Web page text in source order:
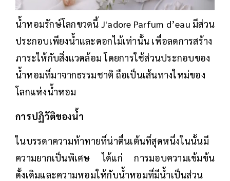
น้ำหอมรักษ์โลกขวดนี้ J'adore Parfum d’eau มีส่วน
ประกอบเพียงน้ำและดอกไม้เท่านั้น เพื่อลดการสร้าง
ภาระให้กับสิ่งแวดล้อม โดยการใช้ส่วนประกอบของ
น้ำหอมที่มาจากธรรมชาติ ถือเป็นเส้นทางใหม่ของ
โลกแห่งน้ำหอม
การปฏิวัติของน้ำ
ในบรรดาความท้าทายที่น่าตื่นเต้นที่สุดหนึ่งในนั้นมี
ความยากเป็นพิเศษ ได้แก่ การมอบความเข้มข้น
ดั้งเดิมและความหอมให้กับน้ำหอมที่มีน้ำเป็นส่วน